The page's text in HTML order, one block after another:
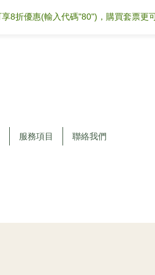
8折優惠(輸入代碼"80")，購買套票更
服務項目 聯絡我們